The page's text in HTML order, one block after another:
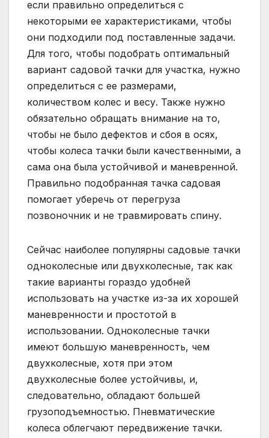
если правильно определиться с
некоторыми ее характеристиками, чтобы
они подходили под поставленные задачи.
Для того, чтобы подобрать оптимальный
вариант садовой тачки для участка, нужно
определиться с ее размерами,
количеством колес и весу. Также нужно
обязательно обращать внимание на то,
чтобы не было дефектов и сбоя в осях,
чтобы колеса тачки были качественными, а
сама она была устойчивой и маневренной.
Правильно подобранная тачка садовая
помогает уберечь от перегруза
позвоночник и не травмировать спину.
Сейчас наиболее популярны садовые тачки
одноколесные или двухколесные, так как
такие варианты гораздо удобней
использовать на участке из-за их хорошей
маневренности и простотой в
использовании. Одноколесные тачки
имеют большую маневренность, чем
двухколесные, хотя при этом
двухколесные более устойчивы, и,
следовательно, обладают большей
грузоподъемностью. Пневматические
колеса облегчают передвижение тачки.